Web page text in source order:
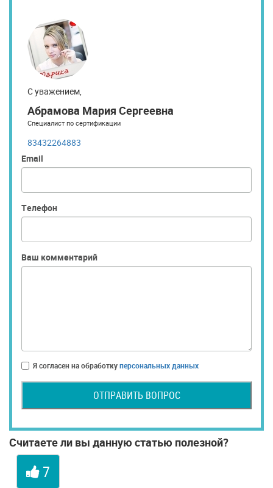
С уважением,
Абрамова Мария Сергеевна
Специалист по сертификации
83432264883
Email
Телефон
Ваш комментарий
Я согласен на обработкуперсональных данных
ОТПРАВИТЬ ВОПРОС
Считаете ли вы данную статью полезной?
7